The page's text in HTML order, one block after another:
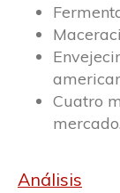
Cuatro
mercado.
Análisis